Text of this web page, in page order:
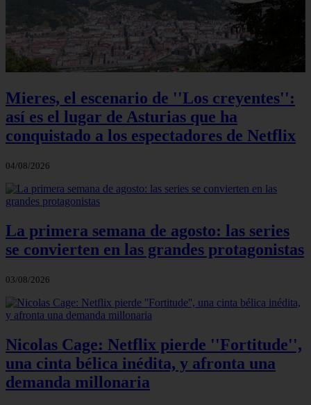
Mieres, el escenario de ''Los creyentes'':
así es el lugar de Asturias que ha
conquistado a los espectadores de Netflix
04/08/2026
La primera semana de agosto: las series
se convierten en las grandes protagonistas
03/08/2026
Nicolas Cage: Netflix pierde ''Fortitude'',
una cinta bélica inédita, y afronta una
demanda millonaria